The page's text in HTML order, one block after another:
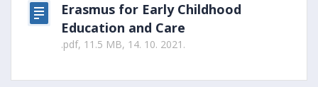
Erasmus for Early Childhood
Education and Care
.pdf, 11.5 MB, 14. 10. 2021.